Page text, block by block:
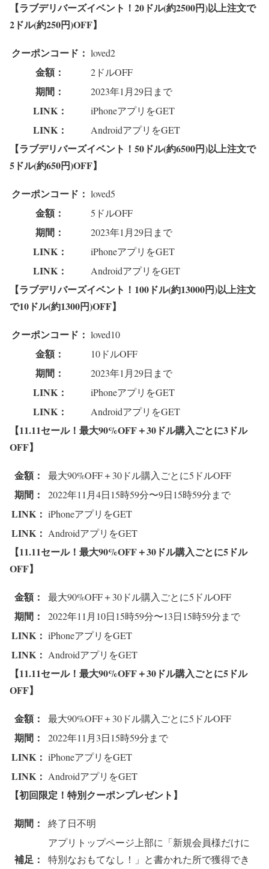
【ラブデリバーズイベント！20ドル(約2500円)以上注文で
2ドル(約250円)OFF】
クーポンコード： loved2
金額： 2ドルOFF
期間： 2023年1月29日まで
LINK： iPhoneアプリをGET
LINK： AndroidアプリをGET
【ラブデリバーズイベント！50ドル(約6500円)以上注文で
5ドル(約650円)OFF】
クーポンコード： loved5
金額： 5ドルOFF
期間： 2023年1月29日まで
LINK： iPhoneアプリをGET
LINK： AndroidアプリをGET
【ラブデリバーズイベント！100ドル(約13000円)以上注文
で10ドル(約1300円)OFF】
クーポンコード： loved10
金額： 10ドルOFF
期間： 2023年1月29日まで
LINK： iPhoneアプリをGET
LINK： AndroidアプリをGET
【11.11セール！最大90%OFF＋30ドル購入ごとに3ドル
OFF】
金額： 最大90%OFF＋30ドル購入ごとに5ドルOFF
期間： 2022年11月4日15時59分〜9日15時59分まで
LINK： iPhoneアプリをGET
LINK： AndroidアプリをGET
【11.11セール！最大90%OFF＋30ドル購入ごとに5ドル
OFF】
金額： 最大90%OFF＋30ドル購入ごとに5ドルOFF
期間： 2022年11月10日15時59分〜13日15時59分まで
LINK： iPhoneアプリをGET
LINK： AndroidアプリをGET
【11.11セール！最大90%OFF＋30ドル購入ごとに5ドル
OFF】
金額： 最大90%OFF＋30ドル購入ごとに5ドルOFF
期間： 2022年11月3日15時59分まで
LINK： iPhoneアプリをGET
LINK： AndroidアプリをGET
【初回限定！特別クーポンプレゼント】
期間： 終了日不明
補足：
アプリトップページ上部に「新規会員様だけに
特別なおもてなし！」と書かれた所で獲得でき